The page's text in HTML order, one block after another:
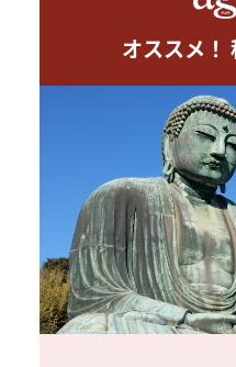
オススメ！